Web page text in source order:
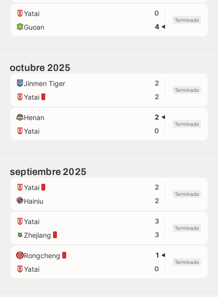
Yatai
0
Guoan
4
Terminado
octubre 2025
Jinmen Tiger
2
Yatai
2
Terminado
Henan
2
Yatai
0
Terminado
septiembre 2025
Yatai
2
Hainiu
2
Terminado
Yatai
3
Zhejiang
3
Terminado
Rongcheng
1
Yatai
0
Terminado